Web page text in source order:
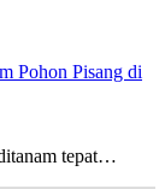
Pohon Pisang di
tepat…